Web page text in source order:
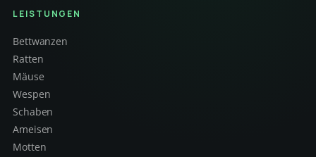
LEISTUNGEN
Bettwanzen
Ratten
Mäuse
Wespen
Schaben
Ameisen
Motten